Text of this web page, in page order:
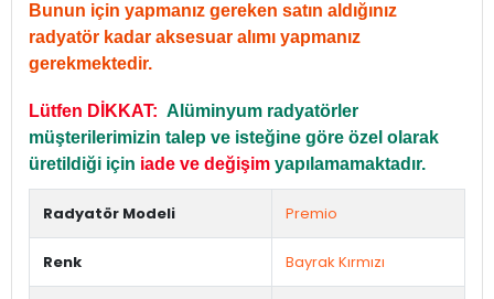
Bunun için yapmanız gereken satın aldığınız
radyatör kadar aksesuar alımı yapmanız
gerekmektedir.
Lütfen DİKKAT: Alüminyum radyatörler
müşterilerimizin talep ve isteğine göre özel olarak
üretildiği için iade ve değişim yapılamamaktadır.
Radyatör Modeli Premio
Renk Bayrak Kırmızı